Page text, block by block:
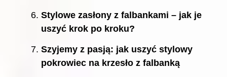
Stylowe zasłony z falbankami – jak je
uszyć krok po kroku?
Szyjemy z pasją: jak uszyć stylowy
pokrowiec na krzesło z falbanką